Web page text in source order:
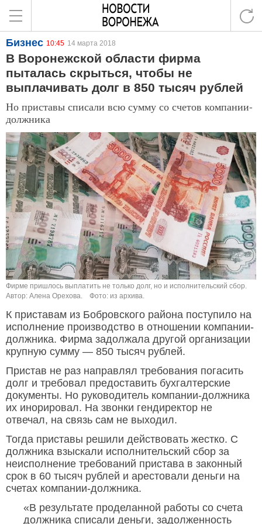
Бизнес 10:45 14 марта 2018
В Воронежской области фирма
пыталась скрыться, чтобы не
выплачивать долг в 850 тысяч рублей
Но приставы списали всю сумму со счетов компании-
должника
Фирме пришлось выплатить не только долг, но и исполнительский сбор.
Автор: Алена Орехова.
Фото: из архива.
К приставам из Бобровского района поступило на
исполнение производство в отношении компании-
должника. Фирма задолжала другой организации
крупную сумму — 850 тысяч рублей.
Пристав не раз направлял требования погасить
долг и требовал предоставить бухгалтерские
документы. Но руководитель компании-должника
их инорировал. На звонки гендиректор не
отвечал, на связь сам не выходил.
Тогда приставы решили действовать жестко. С
должника взыскали исполнительский сбор за
неисполнение требований пристава в законный
срок в 60 тысяч рублей и арестовали деньги на
счетах компании-должника.
«В результате проделанной работы со счета
должника списали деньги, задолженность